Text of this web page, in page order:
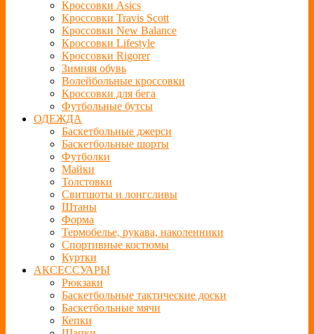
Кроссовки Asics
Кроссовки Travis Scott
Кроссовки New Balance
Кроссовки Lifestyle
Кроссовки Rigorer
Зимняя обувь
Волейбольные кроссовки
Кроссовки для бега
Футбольные бутсы
ОДЕЖДА
Баскетбольные джерси
Баскетбольные шорты
Футболки
Майки
Толстовки
Свитшоты и лонгсливы
Штаны
Форма
Термобелье, рукава, наколенники
Спортивные костюмы
Куртки
АКСЕССУАРЫ
Рюкзаки
Баскетбольные тактические доски
Баскетбольные мячи
Кепки